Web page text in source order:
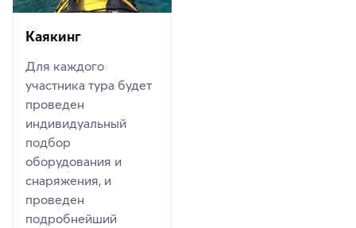
Каякинг
Для каждого
участника тура будет
проведен
индивидуальный
подбор
оборудования и
снаряжения, и
проведен
подробнейший